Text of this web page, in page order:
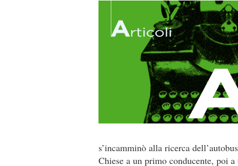
s’incamminò alla ricerca
Chiese a un primo conducente, poi